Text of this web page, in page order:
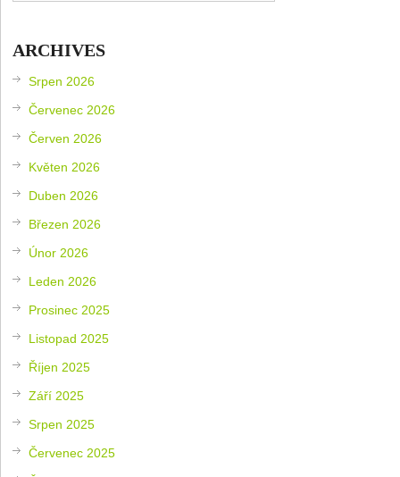
ARCHIVES
Srpen 2026
Červenec 2026
Červen 2026
Květen 2026
Duben 2026
Březen 2026
Únor 2026
Leden 2026
Prosinec 2025
Listopad 2025
Říjen 2025
Září 2025
Srpen 2025
Červenec 2025